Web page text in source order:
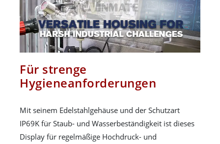
Für strenge
Hygieneanforderungen
Mit seinem Edelstahlgehäuse und der Schutzart
IP69K für Staub- und Wasserbeständigkeit ist dieses
Display für regelmäßige Hochdruck- und